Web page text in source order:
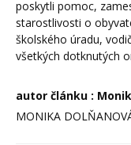
poskytli pomoc,
starostlivosti o
školského úradu,
všetkých dotknutých
autor článku :
MONIKA